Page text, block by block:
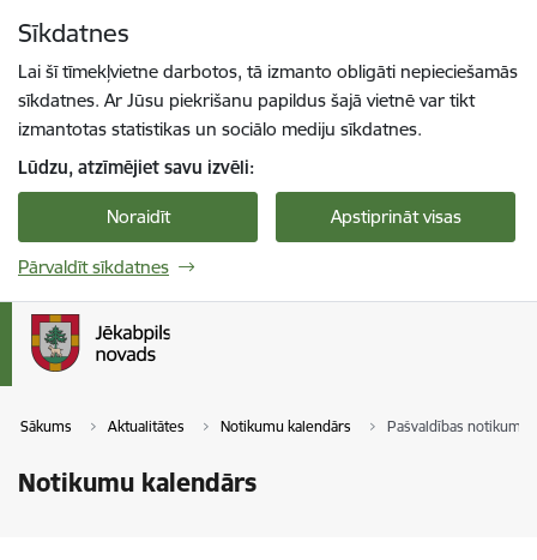
Sīkdatnes
Lai šī tīmekļvietne darbotos, tā izmanto obligāti nepieciešamās
sīkdatnes. Ar Jūsu piekrišanu papildus šajā vietnē var tikt
izmantotas statistikas un sociālo mediju sīkdatnes.
Lūdzu, atzīmējiet savu izvēli:
Noraidīt Apstiprināt visas
Pārvaldīt sīkdatnes
Sākums Aktualitātes Notikumu kalendārs Pašvaldības notikumi
Notikumu kalendārs